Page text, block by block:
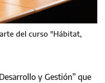
del curso "Hábitat,
y Gestión” que